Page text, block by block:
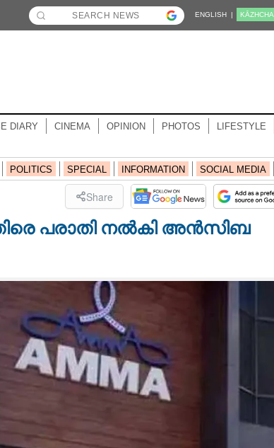
ENGLISH | KĀZHCHA
DIARY CINEMA OPINION PHOTOS LIFESTYLE
POLITICS SPECIAL INFORMATION SOCIAL MEDIA
Share
പരാതി നൽകി അൻസിബ